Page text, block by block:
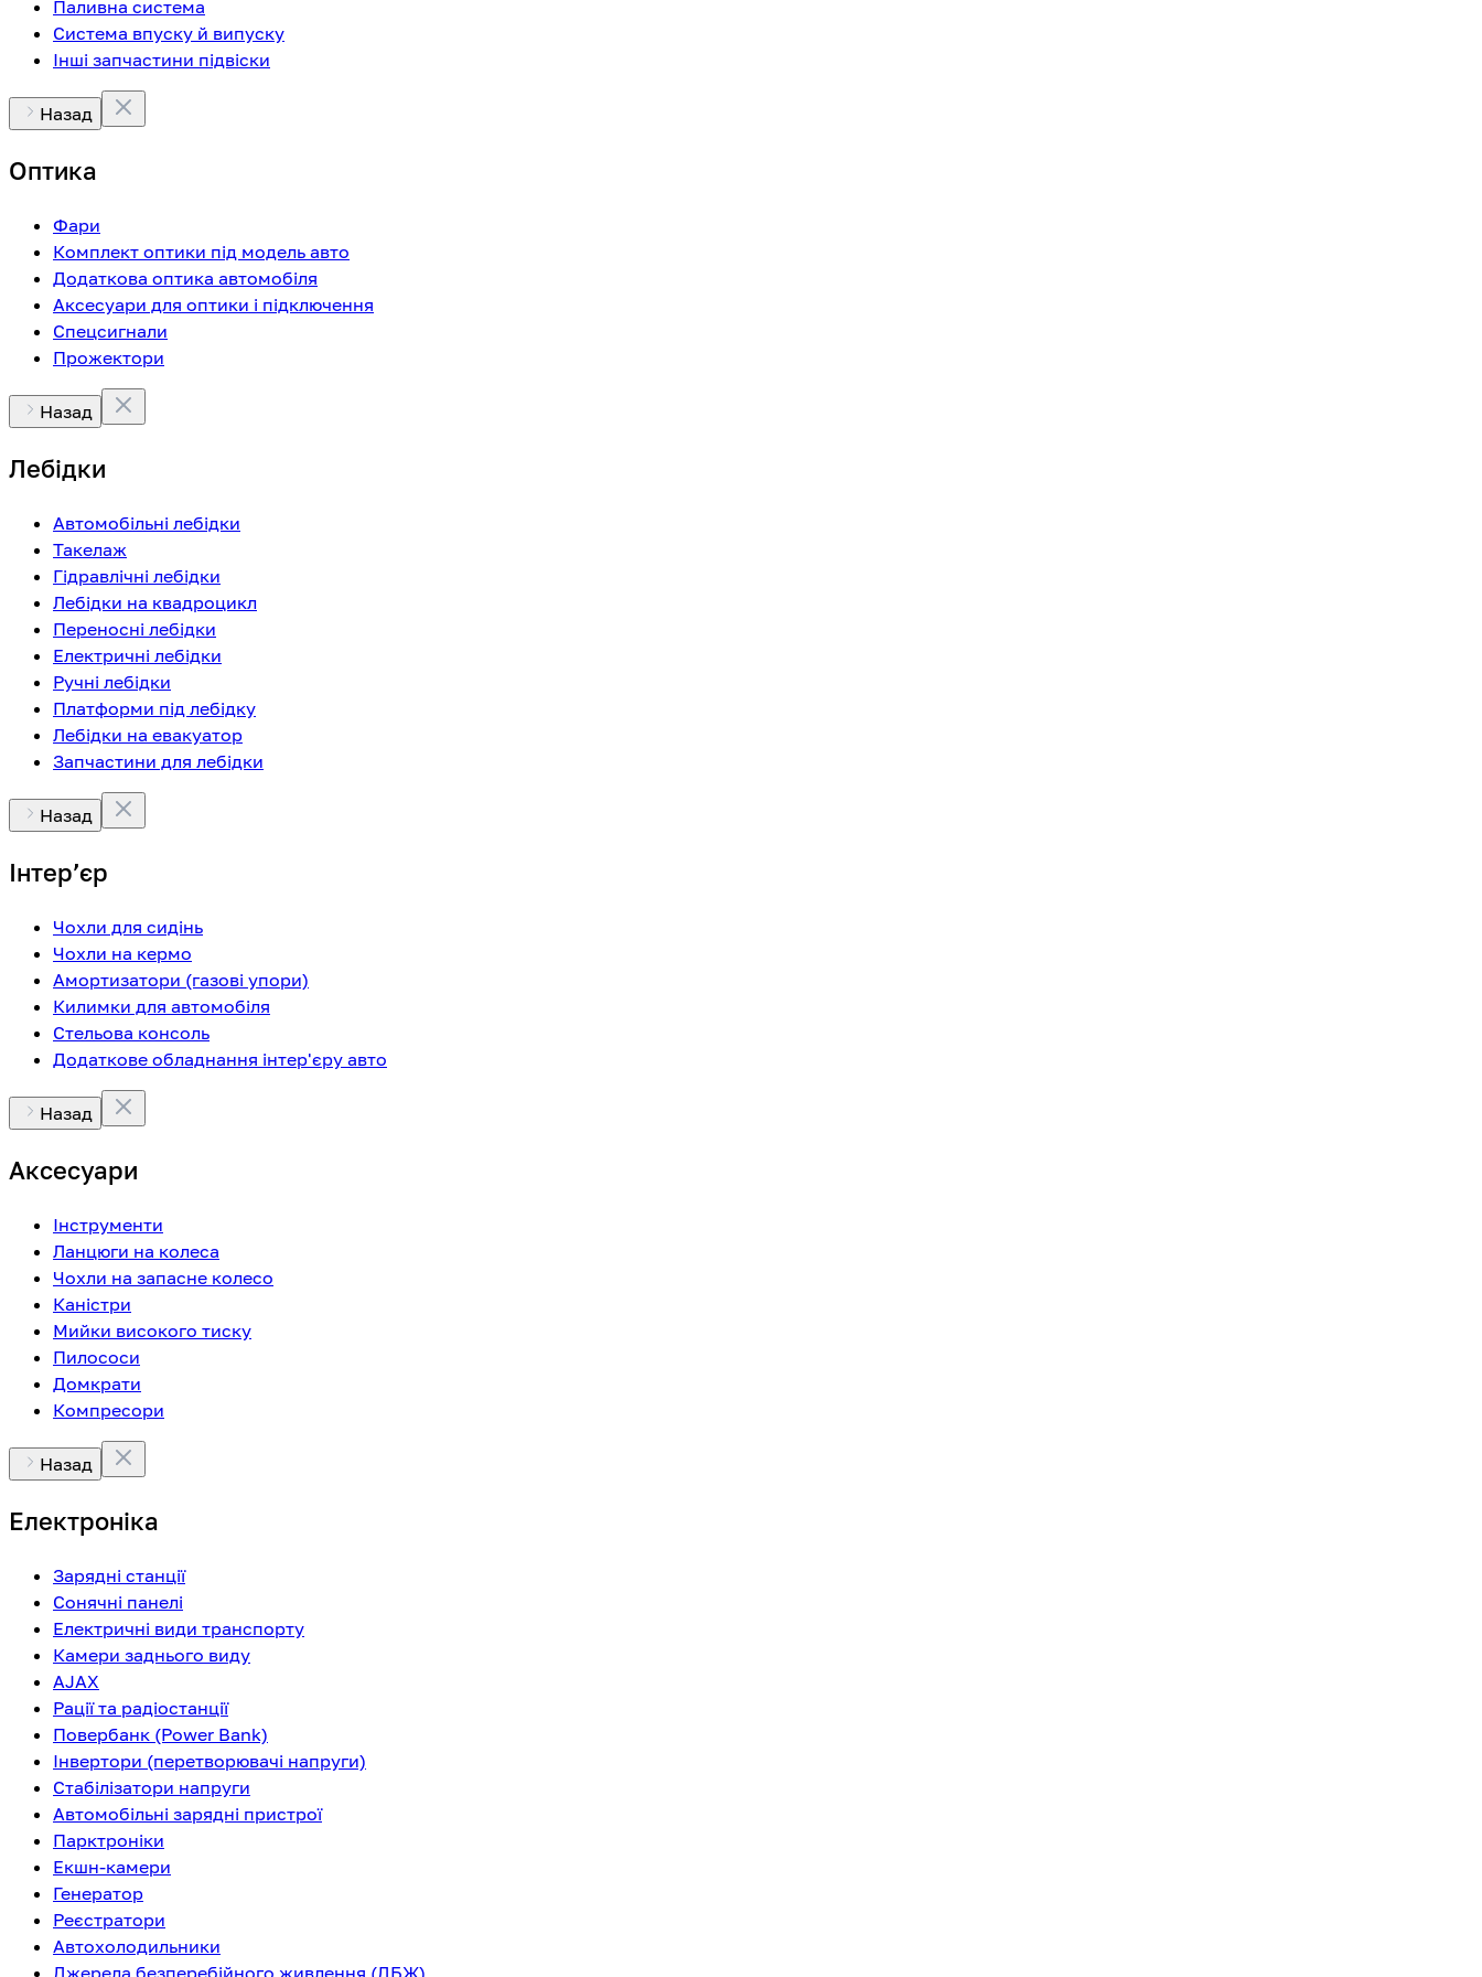
Паливна система
Система впуску й випуску
Інші запчастини підвіски
Назад
Оптика
Фари
Комплект оптики під модель авто
Додаткова оптика автомобіля
Аксесуари для оптики і підключення
Спецсигнали
Прожектори
Назад
Лебідки
Автомобільні лебідки
Такелаж
Гідравлічні лебідки
Лебідки на квадроцикл
Переносні лебідки
Електричні лебідки
Ручні лебідки
Платформи під лебідку
Лебідки на евакуатор
Запчастини для лебідки
Назад
Інтерʼєр
Чохли для сидінь
Чохли на кермо
Амортизатори (газові упори)
Килимки для автомобіля
Стельова консоль
Додаткове обладнання інтер'єру авто
Назад
Аксесуари
Інструменти
Ланцюги на колеса
Чохли на запасне колесо
Каністри
Мийки високого тиску
Пилососи
Домкрати
Компресори
Назад
Електроніка
Зарядні станції
Сонячні панелі
Електричні види транспорту
Камери заднього виду
AJAX
Рації та радіостанції
Повербанк (Power Bank)
Інвертори (перетворювачі напруги)
Стабілізатори напруги
Автомобільні зарядні пристрої
Парктроніки
Екшн-камери
Генератор
Реєстратори
Автохолодильники
Джерела безперебійного живлення (ДБЖ)